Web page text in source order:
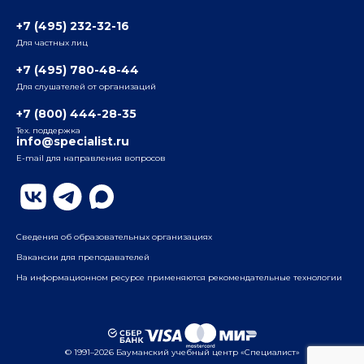
Радио
ул. Радио, д.24, корпус 1, 2-й подъезд, 2-й этаж
ул. Воронцовская, д. 35Б, корп.2, 5-й этаж
Бауманский
ул. Бауманская, д. 6, стр. 2, бизнес-центр «Виктория
Плаза», 4-й этаж
+7 (495) 232-32-16
Для частных лиц
+7 (495) 780-48-44
Для слушателей от организаций
+7 (800) 444-28-35
Тех. поддержка
info@specialist.ru
E-mail для направления вопросов
Сведения об образовательных организациях
Вакансии для преподавателей
На информационном ресурсе применяются рекомендательные технологии
© 1991–2026 Бауманский учебный центр «Специалист»